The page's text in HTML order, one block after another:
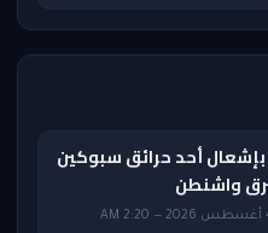
أحد حرائق سبوكين
واشنطن